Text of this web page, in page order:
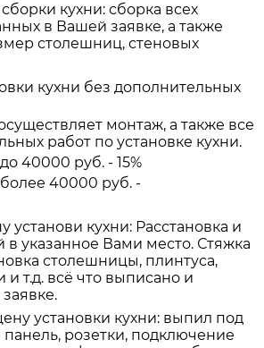
кухни: сборка всех
в Вашей заявке, а также
столешниц, стеновых
кухни без дополнительных
монтаж, а также все
работ по установке кухни.
40000 руб. - 15%
40000 руб. -
установи кухни: Расстановка и
в указанное Вами место. Стяжка
столешницы, плинтуса,
и т.д. всё что выписано и
установки кухни: выпил под
розетки, подключение